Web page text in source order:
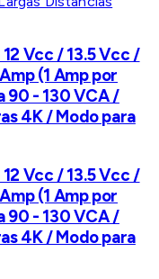
Vcc / 13.5 Vcc /
(1 Amp por
90 - 130 VCA /
4K / Modo para
Vcc / 13.5 Vcc /
(1 Amp por
90 - 130 VCA /
4K / Modo para